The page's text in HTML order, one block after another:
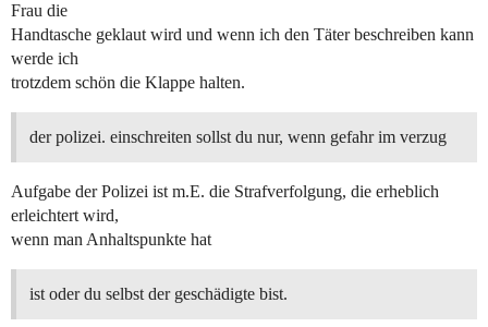
Frau die
Handtasche geklaut wird und wenn ich den Täter beschreiben kann
werde ich
trotzdem schön die Klappe halten.
der polizei. einschreiten sollst du nur, wenn gefahr im verzug
Aufgabe der Polizei ist m.E. die Strafverfolgung, die erheblich
erleichtert wird,
wenn man Anhaltspunkte hat
ist oder du selbst der geschädigte bist.